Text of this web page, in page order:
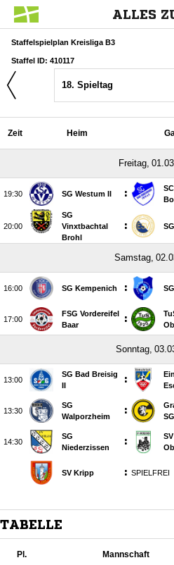
ALLES
Staffelspielplan Kreisliga B3
Staffel ID: 410117
18. Spieltag
Zeit Heim

 SG Westum II :

SG
Vinxtbachtal
Brohl
:

 SG Kempenich :

FSG Vordereifel
Baar
:


SG Bad Breisig
II
:

SG
Walporzheim
:

SG
Niederzissen
:
SV
SV Kripp : SPIELFREI
TABELLE
Pl. Mannschaft